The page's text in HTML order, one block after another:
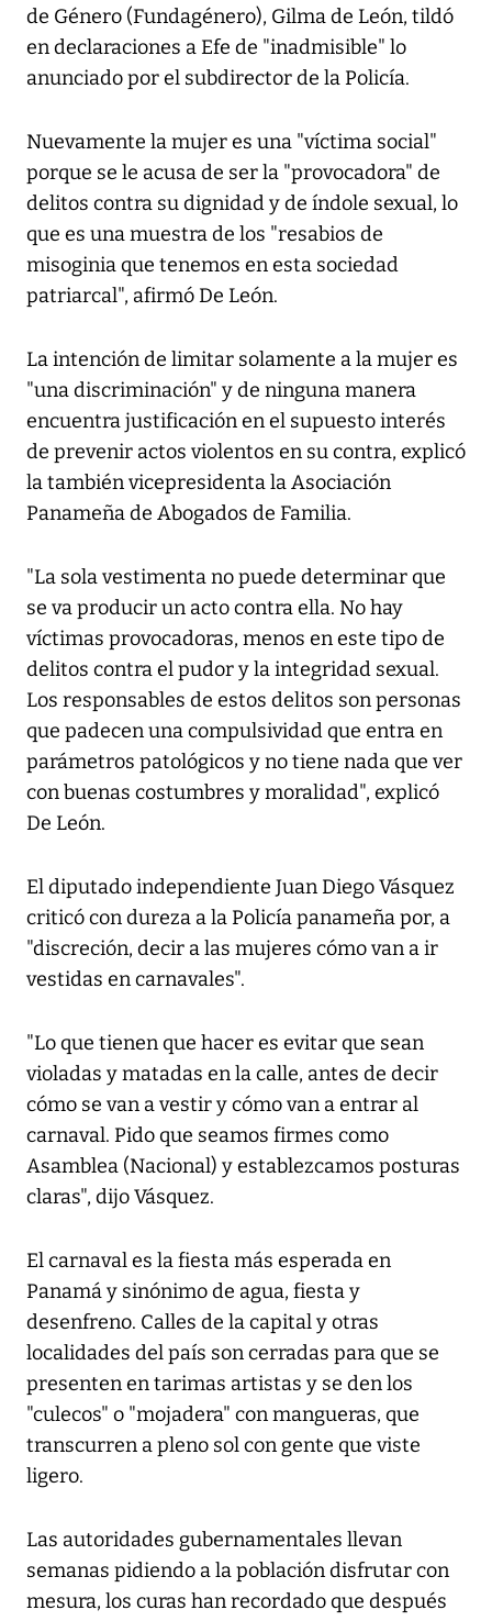
de Género (Fundagénero), Gilma de León, tildó
en declaraciones a Efe de "inadmisible" lo
anunciado por el subdirector de la Policía.
Nuevamente la mujer es una "víctima social"
porque se le acusa de ser la "provocadora" de
delitos contra su dignidad y de índole sexual, lo
que es una muestra de los "resabios de
misoginia que tenemos en esta sociedad
patriarcal", afirmó De León.
La intención de limitar solamente a la mujer es
"una discriminación" y de ninguna manera
encuentra justificación en el supuesto interés
de prevenir actos violentos en su contra, explicó
la también vicepresidenta la Asociación
Panameña de Abogados de Familia.
"La sola vestimenta no puede determinar que
se va producir un acto contra ella. No hay
víctimas provocadoras, menos en este tipo de
delitos contra el pudor y la integridad sexual.
Los responsables de estos delitos son personas
que padecen una compulsividad que entra en
parámetros patológicos y no tiene nada que ver
con buenas costumbres y moralidad", explicó
De León.
El diputado independiente Juan Diego Vásquez
criticó con dureza a la Policía panameña por, a
"discreción, decir a las mujeres cómo van a ir
vestidas en carnavales".
"Lo que tienen que hacer es evitar que sean
violadas y matadas en la calle, antes de decir
cómo se van a vestir y cómo van a entrar al
carnaval. Pido que seamos firmes como
Asamblea (Nacional) y establezcamos posturas
claras", dijo Vásquez.
El carnaval es la fiesta más esperada en
Panamá y sinónimo de agua, fiesta y
desenfreno. Calles de la capital y otras
localidades del país son cerradas para que se
presenten en tarimas artistas y se den los
"culecos" o "mojadera" con mangueras, que
transcurren a pleno sol con gente que viste
ligero.
Las autoridades gubernamentales llevan
semanas pidiendo a la población disfrutar con
mesura, los curas han recordado que después